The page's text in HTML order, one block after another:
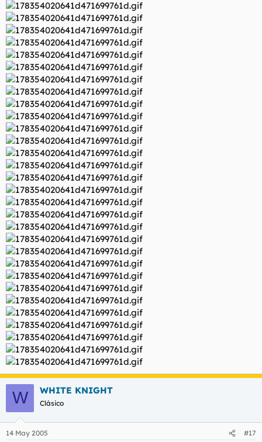
W WHITE KNIGHT
Clásico
14 May 2005 #17